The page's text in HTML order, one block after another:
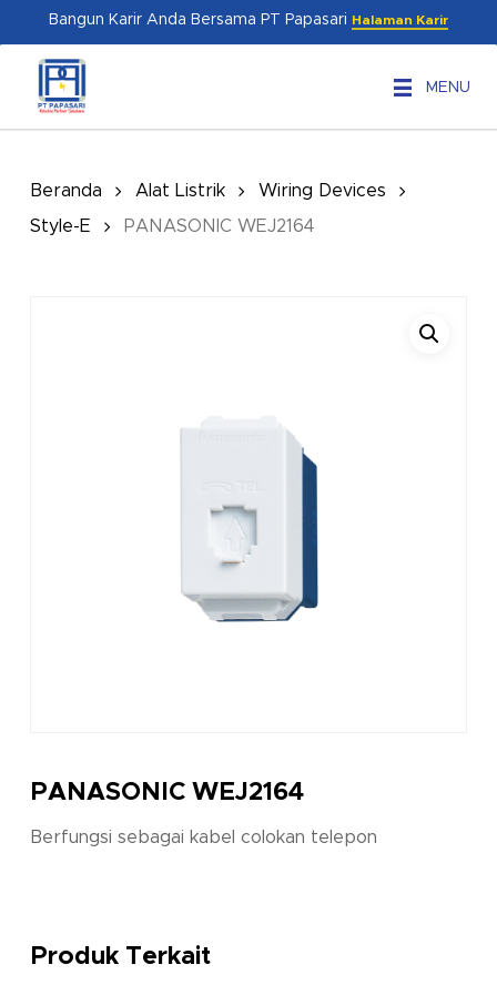
content
Bangun Karir Anda Bersama PT Papasari Halaman Karir
MENU
Beranda Alat Listrik
Wiring Devices
Style-E
PANASONIC WEJ2164
PANASONIC WEJ2164
Berfungsi sebagai kabel colokan telepon
Produk Terkait
Menu